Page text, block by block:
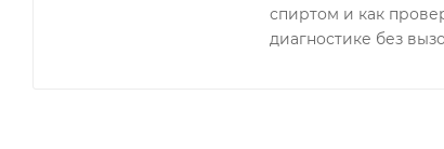
спиртом и как
диагностике без